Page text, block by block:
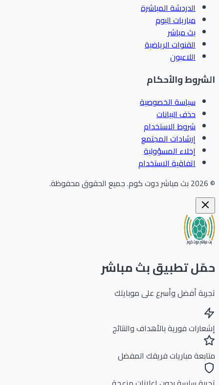
الدردشة المباشرة
مباريات اليوم
بث مباشر
القنوات الرياضية
اللاعبون
والأحكام
سياسة الخصوصية
حذف البيانات
شروط الاستخدام
إرشادات المجتمع
إخلاء المسؤولية
اتفاقية الاستخدام
بث مباشر دوت كوم.جميع الحقوق محفوظة.
تطبيق بث مباشر
أفضل وأسرع على موبايلك
فورية بالأهداف والنتائج
مباريات فريقك المفضل